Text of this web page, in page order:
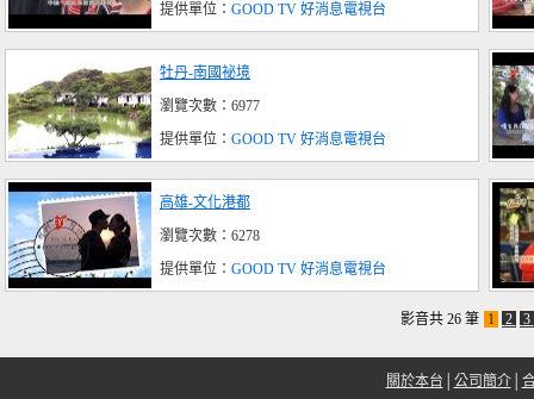
提供單位： GOOD TV 好消息電視台
牡丹-南國祕境
瀏覽次數：6977
提供單位： GOOD TV 好消息電視台
高雄-文化港都
瀏覽次數：6278
提供單位： GOOD TV 好消息電視台
影音共 26 筆 1 2 3
關於本台 公司簡介│